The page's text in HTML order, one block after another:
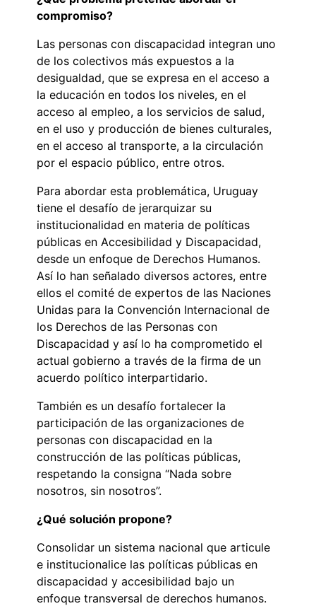
compromiso?
Las personas con discapacidad integran uno
de los colectivos más expuestos a la
desigualdad, que se expresa en el acceso a
la educación en todos los niveles, en el
acceso al empleo, a los servicios de salud,
en el uso y producción de bienes culturales,
en el acceso al transporte, a la circulación
por el espacio público, entre otros.
Para abordar esta problemática, Uruguay
tiene el desafío de jerarquizar su
institucionalidad en materia de políticas
públicas en Accesibilidad y Discapacidad,
desde un enfoque de Derechos Humanos.
Así lo han señalado diversos actores, entre
ellos el comité de expertos de las Naciones
Unidas para la Convención Internacional de
los Derechos de las Personas con
Discapacidad y así lo ha comprometido el
actual gobierno a través de la firma de un
acuerdo político interpartidario.
También es un desafío fortalecer la
participación de las organizaciones de
personas con discapacidad en la
construcción de las políticas públicas,
respetando la consigna “Nada sobre
nosotros, sin nosotros”.
¿Qué solución propone?
Consolidar un sistema nacional que articule
e institucionalice las políticas públicas en
discapacidad y accesibilidad bajo un
enfoque transversal de derechos humanos.